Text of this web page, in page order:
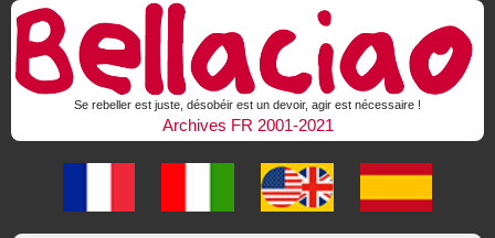
Se rebeller est juste, désobéir est un devoir, agir est nécessaire !
Archives FR 2001-2021